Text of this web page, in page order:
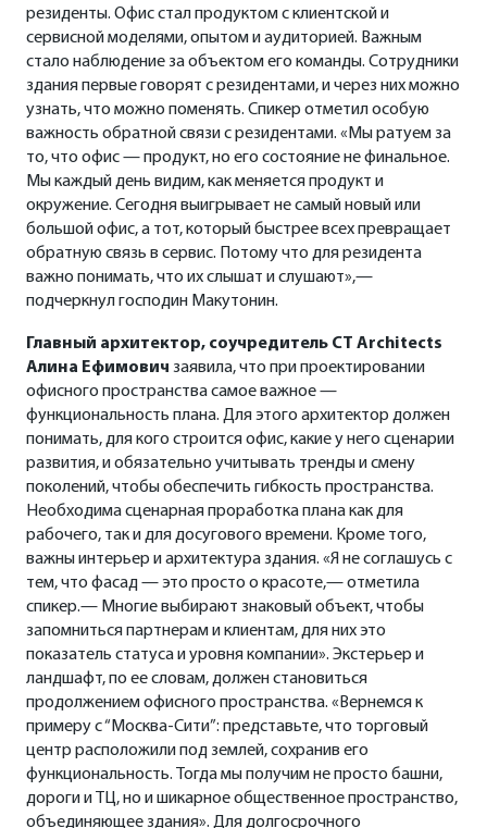
резиденты. Офис стал продуктом с клиентской и
сервисной моделями, опытом и аудиторией. Важным
стало наблюдение за объектом его команды. Сотрудники
здания первые говорят с резидентами, и через них можно
узнать, что можно поменять. Спикер отметил особую
важность обратной связи с резидентами. «Мы ратуем за
то, что офис — продукт, но его состояние не финальное.
Мы каждый день видим, как меняется продукт и
окружение. Сегодня выигрывает не самый новый или
большой офис, а тот, который быстрее всех превращает
обратную связь в сервис. Потому что для резидента
важно понимать, что их слышат и слушают»,—
подчеркнул господин Макутонин.
Главный архитектор, соучредитель CT Architects
Алина Ефимович заявила, что при проектировании
офисного пространства самое важное —
функциональность плана. Для этого архитектор должен
понимать, для кого строится офис, какие у него сценарии
развития, и обязательно учитывать тренды и смену
поколений, чтобы обеспечить гибкость пространства.
Необходима сценарная проработка плана как для
рабочего, так и для досугового времени. Кроме того,
важны интерьер и архитектура здания. «Я не соглашусь с
тем, что фасад — это просто о красоте,— отметила
спикер.— Многие выбирают знаковый объект, чтобы
запомниться партнерам и клиентам, для них это
показатель статуса и уровня компании». Экстерьер и
ландшафт, по ее словам, должен становиться
продолжением офисного пространства. «Вернемся к
примеру с “Москва-Сити”: представьте, что торговый
центр расположили под землей, сохранив его
функциональность. Тогда мы получим не просто башни,
дороги и ТЦ, но и шикарное общественное пространство,
объединяющее здания». Для долгосрочного